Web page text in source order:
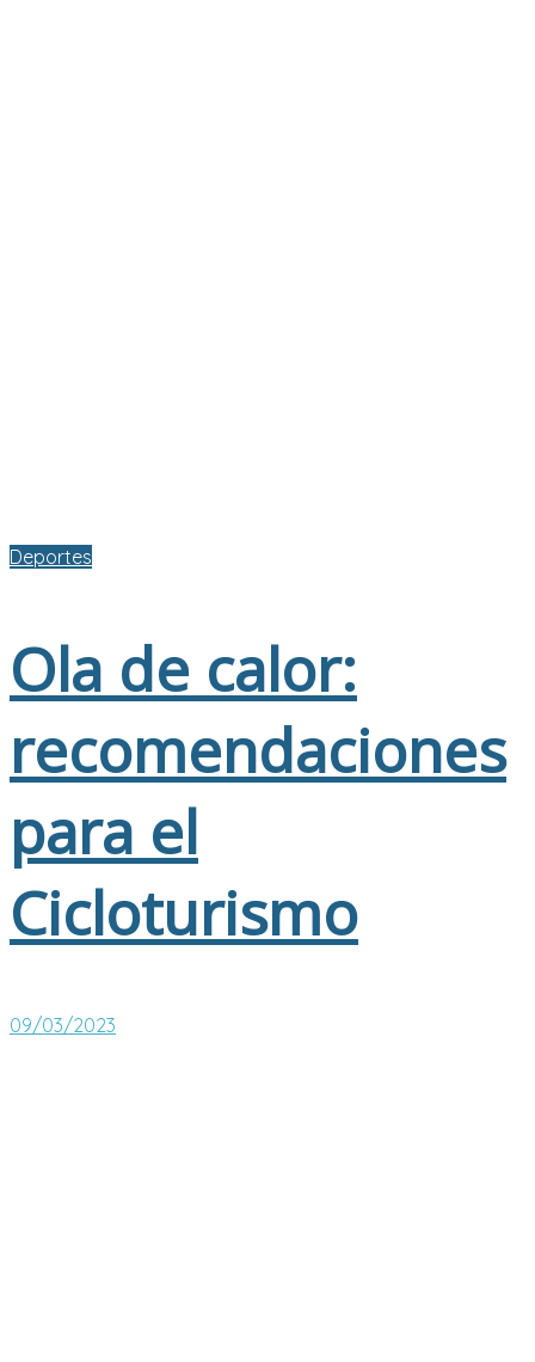
Deportes
Ola de calor:
recomendaciones
para el
Cicloturismo
09/03/2023